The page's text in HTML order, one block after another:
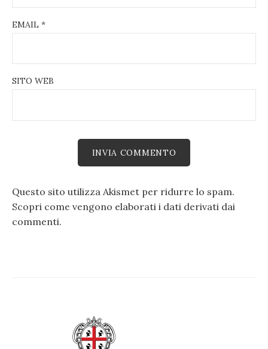
EMAIL *
SITO WEB
Questo sito utilizza Akismet per ridurre lo spam.
Scopri come vengono elaborati i dati derivati dai
commenti.